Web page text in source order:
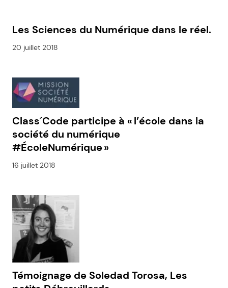
Les Sciences du Numérique dans le réel.
20 juillet 2018
Class´Code participe à « l’école dans la
société du numérique
#ÉcoleNumérique »
16 juillet 2018
Témoignage de Soledad Torosa, Les